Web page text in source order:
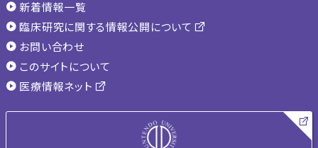
新着情報一覧
臨床研究に関する情報公開について
お問い合わせ
このサイトについて
医療情報ネット